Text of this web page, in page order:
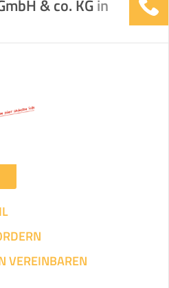
& co. KGin
VEREINBAREN